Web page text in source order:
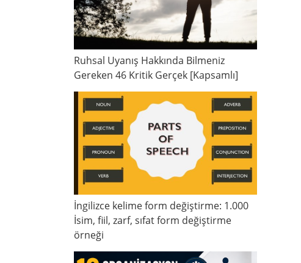
Ruhsal Uyanış Hakkında Bilmeniz
Gereken 46 Kritik Gerçek [Kapsamlı]
İngilizce kelime form değiştirme: 1.000
İsim, fiil, zarf, sıfat form değiştirme
örneği